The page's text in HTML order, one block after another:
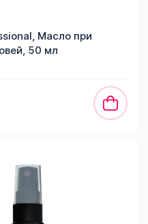
Масло при
50 мл